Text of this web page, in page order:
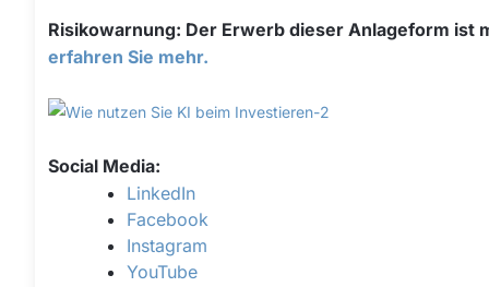
Risikowarnung: Der Erwerb dieser Anlageform
erfahren Sie mehr.
Social Media:
LinkedIn
Facebook
Instagram
YouTube